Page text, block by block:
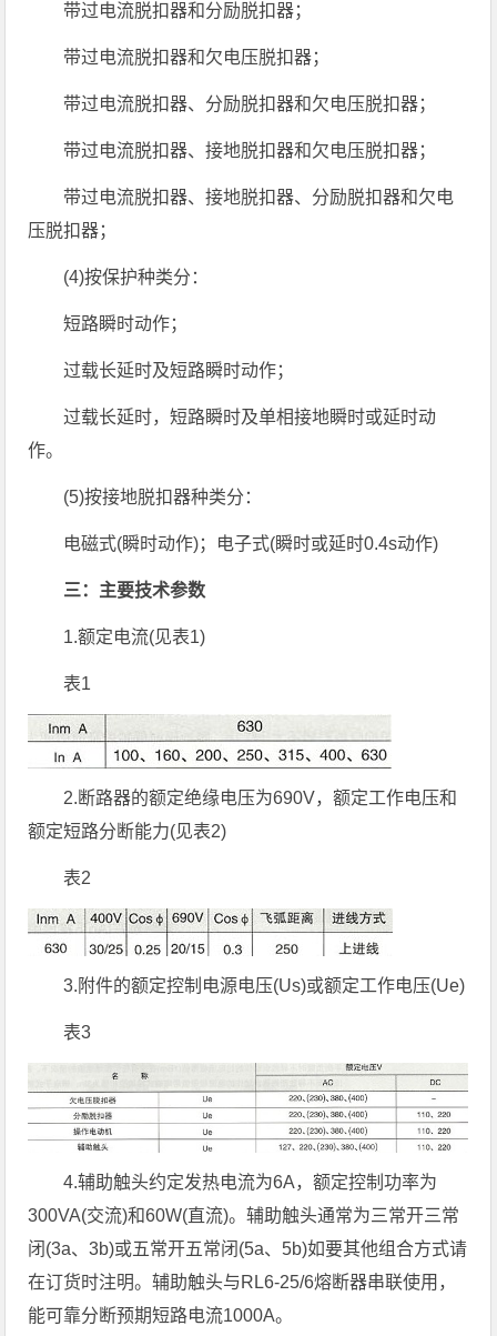
带过电流脱扣器和分励脱扣器；
带过电流脱扣器和欠电压脱扣器；
带过电流脱扣器、分励脱扣器和欠电压脱扣器；
带过电流脱扣器、接地脱扣器和欠电压脱扣器；
带过电流脱扣器、接地脱扣器、分励脱扣器和欠电
压脱扣器；
(4)按保护种类分：
短路瞬时动作；
过载长延时及短路瞬时动作；
过载长延时，短路瞬时及单相接地瞬时或延时动
作。
(5)按接地脱扣器种类分：
电磁式(瞬时动作)；电子式(瞬时或延时0.4s动作)
三：主要技术参数
1.额定电流(见表1)
表1
2.断路器的额定绝缘电压为690V，额定工作电压和
额定短路分断能力(见表2)
表2
3.附件的额定控制电源电压(Us)或额定工作电压(Ue)
表3
4.辅助触头约定发热电流为6A，额定控制功率为
300VA(交流)和60W(直流)。辅助触头通常为三常开三常
闭(3a、3b)或五常开五常闭(5a、5b)如要其他组合方式请
在订货时注明。辅助触头与RL6-25/6熔断器串联使用，
能可靠分断预期短路电流1000A。